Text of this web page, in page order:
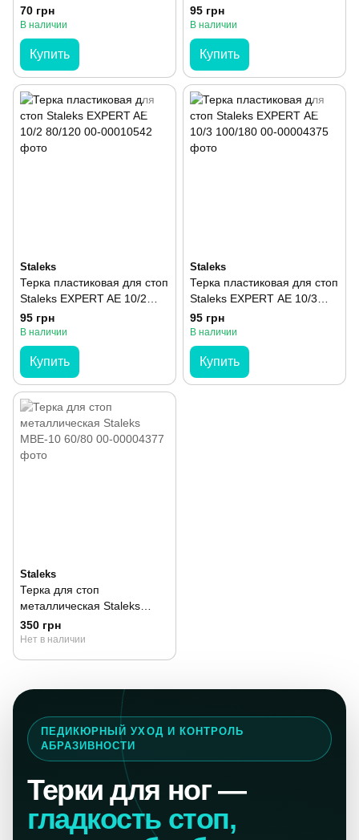
60/80
70 грн
В наличии
Купить
60/80
95 грн
В наличии
Купить
Staleks
Терка пластиковая для стоп
Staleks EXPERT AE 10/2
80/120
95 грн
В наличии
Купить
Staleks
Терка пластиковая для стоп
Staleks EXPERT АЕ 10/3
100/180
95 грн
В наличии
Купить
Staleks
Терка для стоп
металлическая Staleks
MBE-10 60/80
350 грн
Нет в наличии
ПЕДИКЮРНЫЙ УХОД И КОНТРОЛЬ
АБРАЗИВНОСТИ
Терки для ног —
гладкость стоп,